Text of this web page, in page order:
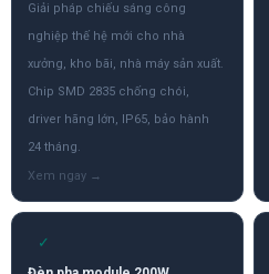
Giải pháp chiếu sáng công
nghiệp thế hệ mới cho nhà
xưởng, kho bãi, nhà máy sản xuất.
Chip SMD 2835 chống chói,
driver hãng lớn, IP65, bảo hành
24 tháng.
✓